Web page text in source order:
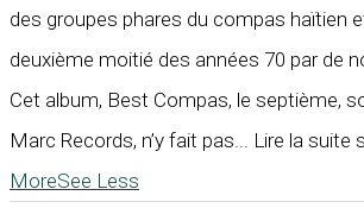
des groupes phares du compas haïtien
deuxième moitié des années 70 par de
Cet album, Best Compas, le septième,
Marc Records, n’y fait pas... Lire la suite
MoreSee Less